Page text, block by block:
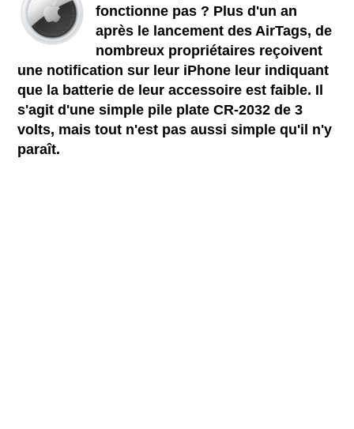
fonctionne pas ? Plus d'un an
après le lancement des AirTags, de
nombreux propriétaires reçoivent
une notification sur leur iPhone leur indiquant
que la batterie de leur accessoire est faible. Il
s'agit d'une simple pile plate CR-2032 de 3
volts, mais tout n'est pas aussi simple qu'il n'y
paraît.